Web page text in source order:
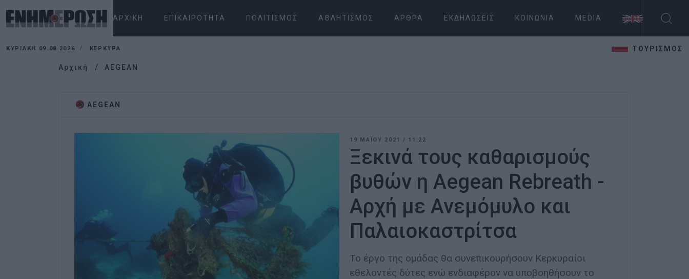
ΑΡΧΙΚΉ ΕΠΙΚΑΙΡΌΤΗΤΑ ΠΟΛΙΤΙΣΜΌΣ ΑΘΛΗΤΙΣΜΌΣ ΆΡΘΡΑ ΕΚΔΗΛΏΣΕΙΣ ΚΟΙΝΩΝΊΑ MEDIA
ΚΥΡΙΑΚΉ 09.08.2026 ΚΕΡΚΥΡΑ ΤΟΥΡΙΣΜΟΣ
Αρχική AEGEAN
AEGEAN
19 ΜΑΪ́ΟΥ 2021 / 11:22
Ξεκινά τους καθαρισμούς
βυθών η Aegean Rebreath -
Αρχή με Ανεμόμυλο και
Παλαιοκαστρίτσα
Το έργο της ομάδας θα συνεπικουρήσουν Κερκυραίοι
εθελοντές δύτες ενώ ενδιαφέρον να υποβοηθήσουν το